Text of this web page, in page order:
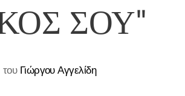
ΣΟΥ"
του Γιώργου Αγγελίδη